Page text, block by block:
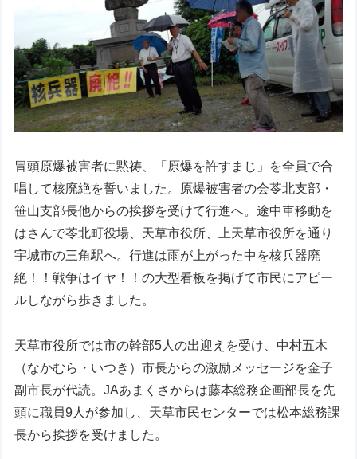
冒頭原爆被害者に黙祷、「原爆を許すまじ」を全員で合
唱して核廃絶を誓いました。原爆被害者の会苓北支部・
笹山支部長他からの挨拶を受けて行進へ。途中車移動を
はさんで苓北町役場、天草市役所、上天草市役所を通り
宇城市の三角駅へ。行進は雨が上がった中を核兵器廃
絶！！戦争はイヤ！！の大型看板を掲げて市民にアピー
ルしながら歩きました。
天草市役所では市の幹部5人の出迎えを受け、中村五木
（なかむら・いつき）市長からの激励メッセージを金子
副市長が代読。JAあまくさからは藤本総務企画部長を先
頭に職員9人が参加し、天草市民センターでは松本総務課
長から挨拶を受けました。